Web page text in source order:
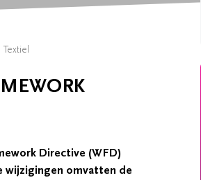
Directive (WFD)
wijzigingen omvatten de